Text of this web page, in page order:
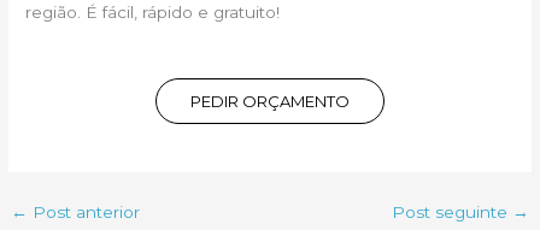
região. É fácil, rápido e gratuito!
PEDIR ORÇAMENTO
← Post anterior Post seguinte →